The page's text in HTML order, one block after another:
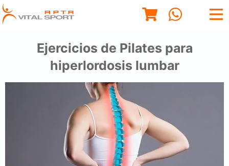
Ejercicios de Pilates para
hiperlordosis lumbar